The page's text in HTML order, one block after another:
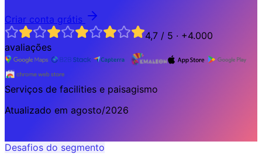
Criar conta grátis
4,7 / 5 · +4.000
avaliações
Serviços de facilities e paisagismo
Atualizado em agosto/2026
Desafios do segmento